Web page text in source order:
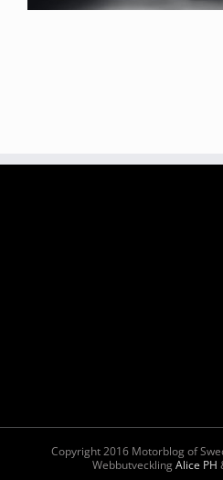
Copyright 2016 Motorblog of
WebbutvecklingAlice PH